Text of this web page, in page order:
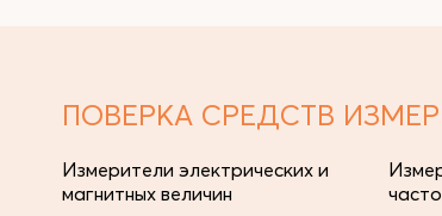
ПОВЕРКА СРЕДСТВ
Измерители электрических и
магнитных величин